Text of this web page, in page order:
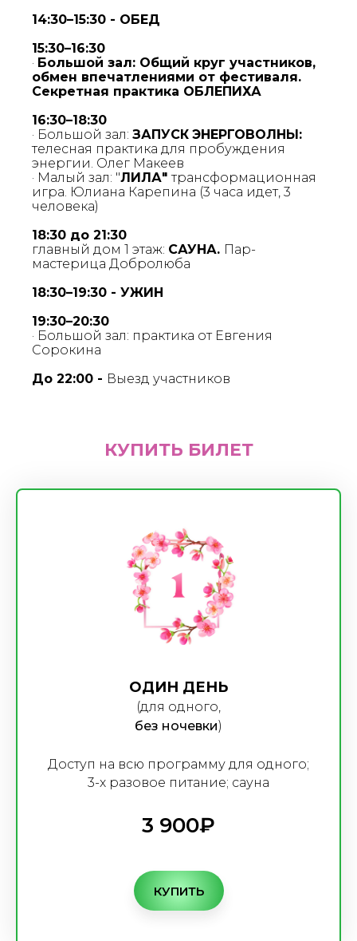
14:30–15:30 - ОБЕД
15:30–16:30
· Большой зал: Общий круг участников,
обмен впечатлениями от фестиваля.
Секретная практика ОБЛЕПИХА
16:30–18:30
· Большой зал: ЗАПУСК ЭНЕРГОВОЛНЫ:
телесная практика для пробуждения
энергии. Олег Макеев
· Малый зал: "ЛИЛА"трансформационная
игра. Юлиана Карепина (3 часа идет, 3
человека)
18:30 до 21:30
главный дом 1 этаж: САУНА. Пар-
мастерица Добролюба
18:30–19:30 - УЖИН
19:30–20:30
· Большой зал: практика от Евгения
Сорокина
До 22:00 - Выезд участников
КУПИТЬ БИЛЕТ
ОДИН ДЕНЬ
(для одного,
без ночевки)
Доступ на всю программу для одного;
3-х разовое питание; сауна
3 900₽
КУПИТЬ